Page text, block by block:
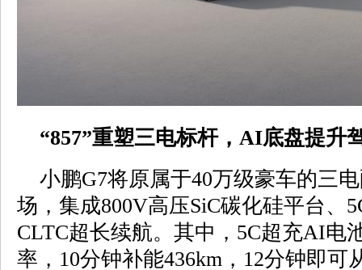
“857”重塑三电标杆，AI底盘提升
小鹏G7将原属于40万级豪车的三电
场，集成800V高压SiC碳化硅平台、
CLTC超长续航。其中，5C超充AI电
率，10分钟补能436km，12分钟即可